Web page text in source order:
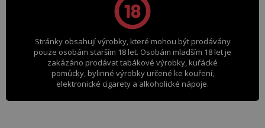
Stránky obsahují výrobky, které mohou být prodávány
pouze osobám starším 18 let. Osobám mladším 18 let je
zakázáno prodávat tabákové výrobky, kuřácké
pomůcky, bylinné výrobky určené ke kouření,
elektronické cigarety a alkoholické nápoje.